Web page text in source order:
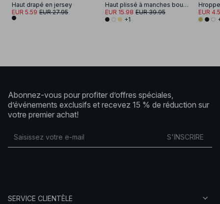
Haut drapé en jersey
EUR 5.59 EUR 27.95
Haut plissé à manches bouffantes
EUR 15.98 EUR 39.95
+1
EUR
Abonnez-vous pour profiter d’offres spéciales,
d’événements exclusifs et recevez 15 % de réduction sur
votre premier achat!
S'INSCRIRE
SERVICE CLIENTÈLE